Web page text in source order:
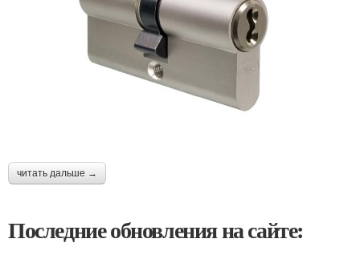
читать дальше →
Последние обновления на сайте: